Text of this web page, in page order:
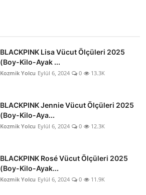
BLACKPINK Lisa Vücut Ölçüleri 2025
(Boy-Kilo-Ayak ...
Kozmik Yolcu Eylül 6, 2024 0 13.3K
BLACKPINK Jennie Vücut Ölçüleri 2025
(Boy-Kilo-Aya...
Kozmik Yolcu Eylül 6, 2024 0 12.3K
BLACKPINK Rosé Vücut Ölçüleri 2025
(Boy-Kilo-Ayak...
Kozmik Yolcu Eylül 6, 2024 0 11.9K